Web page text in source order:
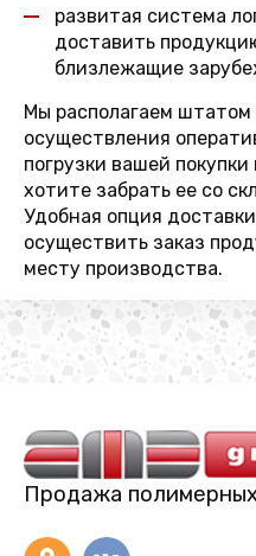
развитая система
доставить
близлежащие
Мы располагаем штатом
осуществления
погрузки вашей
хотите забрать ее со
Удобная опция
осуществить заказ
месту производства.
Продажа